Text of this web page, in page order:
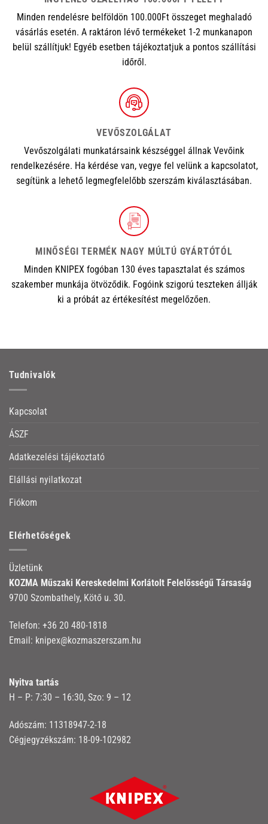
Minden rendelésre belföldön 100.000Ft összeget meghaladó
vásárlás esetén. A raktáron lévő termékeket 1-2 munkanapon
belül szállítjuk! Egyéb esetben tájékoztatjuk a pontos szállítási
időről.
VEVŐSZOLGÁLAT
Vevőszolgálati munkatársaink készséggel állnak Vevőink
rendelkezésére. Ha kérdése van, vegye fel velünk a kapcsolatot,
segítünk a lehető legmegfelelőbb szerszám kiválasztásában.
MINŐSÉGI TERMÉK NAGY MÚLTÚ GYÁRTÓTÓL
Minden KNIPEX fogóban 130 éves tapasztalat és számos
szakember munkája ötvöződik. Fogóink szigorú teszteken állják
ki a próbát az értékesítést megelőzően.
Tudnivalók
Kapcsolat
ÁSZF
Adatkezelési tájékoztató
Elállási nyilatkozat
Fiókom
Elérhetőségek
Üzletünk
KOZMA Műszaki Kereskedelmi Korlátolt Felelősségű Társaság
9700 Szombathely, Kötő u. 30.
Telefon: +36 20 480-1818
Email: knipex@kozmaszerszam.hu
Nyitva tartás
H – P: 7:30 – 16:30, Szo: 9 – 12
Adószám: 11318947-2-18
Cégjegyzékszám: 18-09-102982